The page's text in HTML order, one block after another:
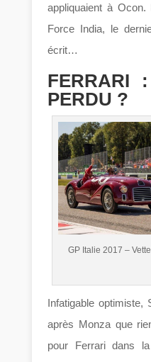
appliquaient à
Force India, le
écrit…
FERRARI
PERDU ?
GP Italie 2017 –
Infatigable optimiste,
après Monza que
pour Ferrari dans